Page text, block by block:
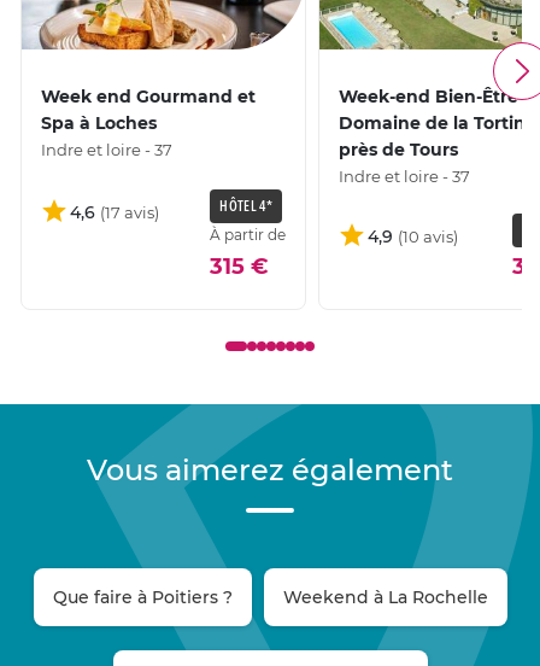
Week end Gourmand et
Spa à Loches
Indre et loire - 37
4,6 HÔTEL 4*
À partir de
315 €
Week-end Bien-Être
Domaine de la
près de Tours
Indre et loire - 37
4,9
Vous aimerez également
Que faire à Poitiers ? Weekend à La Rochelle